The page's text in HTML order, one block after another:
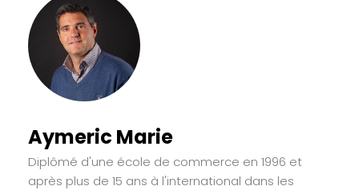
Aymeric Marie
Diplômé d'une école de commerce en 1996 et
après plus de 15 ans à l'international dans les